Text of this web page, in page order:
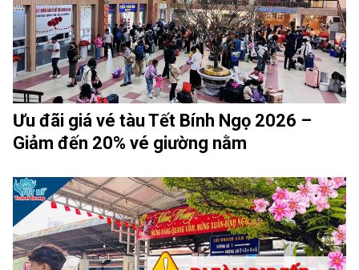
Ưu đãi giá vé tàu Tết Bính Ngọ 2026 –
Giảm đến 20% vé giường nằm